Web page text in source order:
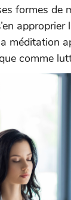
formes de
méditation
comme